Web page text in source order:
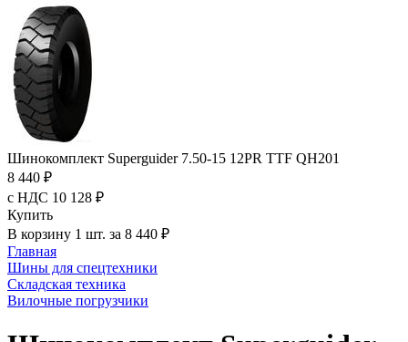
Шинокомплект Superguider 7.50-15 12PR TTF QH201
8 440 ₽
с НДС 10 128 ₽
Купить
В корзину 1 шт. за 8 440 ₽
Главная
Шины для спецтехники
Складская техника
Вилочные погрузчики